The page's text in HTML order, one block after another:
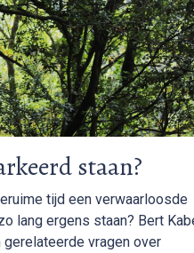
staan?
tijd een verwaarloosde
lang ergens staan? Bert
vragen over